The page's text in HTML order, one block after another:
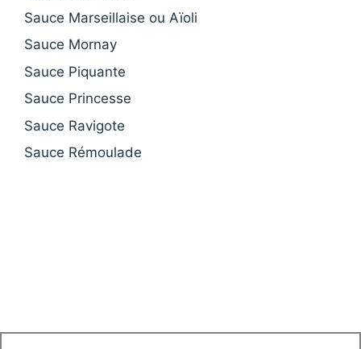
Sauce Marseillaise ou Aïoli
Sauce Mornay
Sauce Piquante
Sauce Princesse
Sauce Ravigote
Sauce Rémoulade